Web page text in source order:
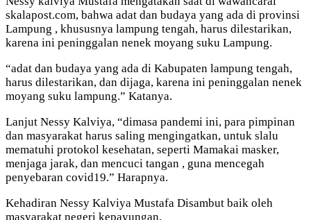
skalapost.com, bahwa adat dan budaya yang ada di provinsi
Lampung , khususnya lampung tengah, harus dilestarikan,
karena ini peninggalan nenek moyang suku Lampung.
“adat dan budaya yang ada di Kabupaten lampung tengah,
harus dilestarikan, dan dijaga, karena ini peninggalan nenek
moyang suku lampung.” Katanya.
Lanjut Nessy Kalviya, “dimasa pandemi ini, para pimpinan
dan masyarakat harus saling mengingatkan, untuk slalu
mematuhi protokol kesehatan, seperti Mamakai masker,
menjaga jarak, dan mencuci tangan , guna mencegah
penyebaran covid19.” Harapnya.
Kehadiran Nessy Kalviya Mustafa Disambut baik oleh
masyarakat negeri kepayungan,